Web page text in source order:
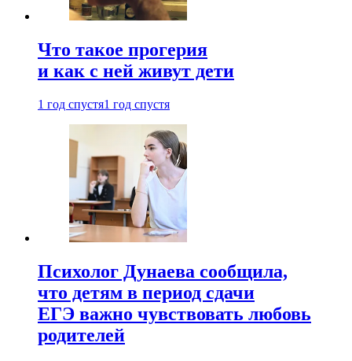
Что такое прогерия
и как с ней живут дети
1 год спустя1 год спустя
Психолог Дунаева сообщила,
что детям в период сдачи
ЕГЭ важно чувствовать любовь
родителей